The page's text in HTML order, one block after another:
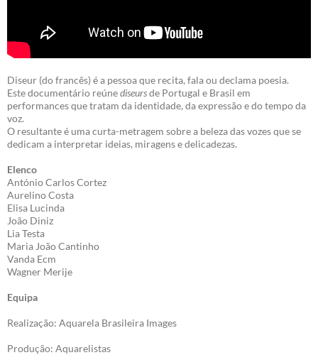
Diseur (do francês) é a pessoa que recita, fala ou declama poesia.
Este documentário reúnediseursde Portugal e Brasil em
performances que tratam da identidade, da expressão e do tempo da
voz.
O resultante é uma curta-metragem sobre a beleza das vozes que se
dedicam a interpretar ideias, miragens e delicadezas.
Elenco
António Carlos Cortez
Aurelino Costa
Elisa Lucinda
João Diniz
Lia Testa
Maria João Cantinho
Vanda Ecm
Wagner Merije
Equipa
Realização: Aquarela Brasileira Images
Produção: Aquarelistas